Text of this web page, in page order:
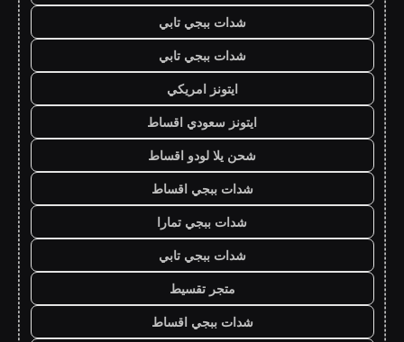
شدات ببجي تابي
شدات ببجي تابي
ايتونز امريكي
ايتونز سعودي اقساط
شحن يلا لودو اقساط
شدات ببجي اقساط
شدات ببجي تمارا
شدات ببجي تابي
متجر تقسيط
شدات ببجي اقساط